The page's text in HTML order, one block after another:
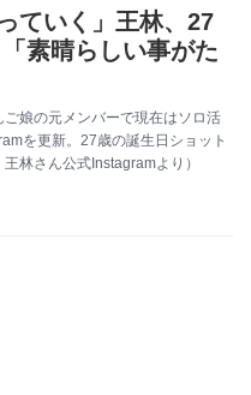
ていく」王林、27
素晴らしい事がた
娘の元メンバーで現在はソロ活
を更新。27歳の誕生日ショット
林さん公式Instagramより）